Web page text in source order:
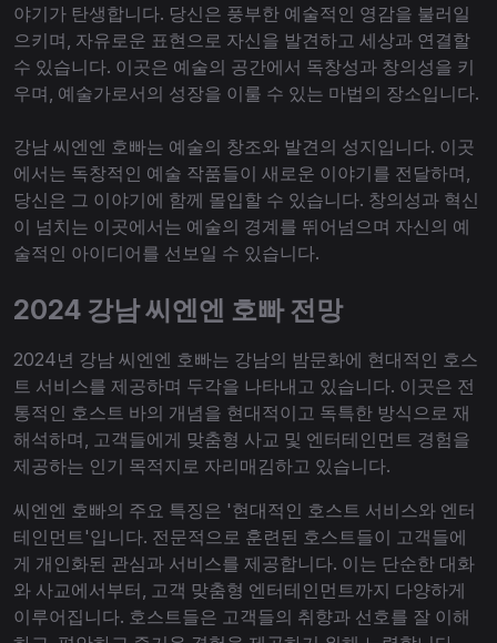
야기가 탄생합니다. 당신은 풍부한 예술적인 영감을 불러일
으키며, 자유로운 표현으로 자신을 발견하고 세상과 연결할
수 있습니다. 이곳은 예술의 공간에서 독창성과 창의성을 키
우며, 예술가로서의 성장을 이룰 수 있는 마법의 장소입니다.
강남 씨엔엔 호빠는 예술의 창조와 발견의 성지입니다. 이곳
에서는 독창적인 예술 작품들이 새로운 이야기를 전달하며,
당신은 그 이야기에 함께 몰입할 수 있습니다. 창의성과 혁신
이 넘치는 이곳에서는 예술의 경계를 뛰어넘으며 자신의 예
술적인 아이디어를 선보일 수 있습니다.
2024 강남 씨엔엔 호빠 전망
2024년 강남 씨엔엔 호빠는 강남의 밤문화에 현대적인 호스
트 서비스를 제공하며 두각을 나타내고 있습니다. 이곳은 전
통적인 호스트 바의 개념을 현대적이고 독특한 방식으로 재
해석하며, 고객들에게 맞춤형 사교 및 엔터테인먼트 경험을
제공하는 인기 목적지로 자리매김하고 있습니다.
씨엔엔 호빠의 주요 특징은 '현대적인 호스트 서비스와 엔터
테인먼트'입니다. 전문적으로 훈련된 호스트들이 고객들에
게 개인화된 관심과 서비스를 제공합니다. 이는 단순한 대화
와 사교에서부터, 고객 맞춤형 엔터테인먼트까지 다양하게
이루어집니다. 호스트들은 고객들의 취향과 선호를 잘 이해